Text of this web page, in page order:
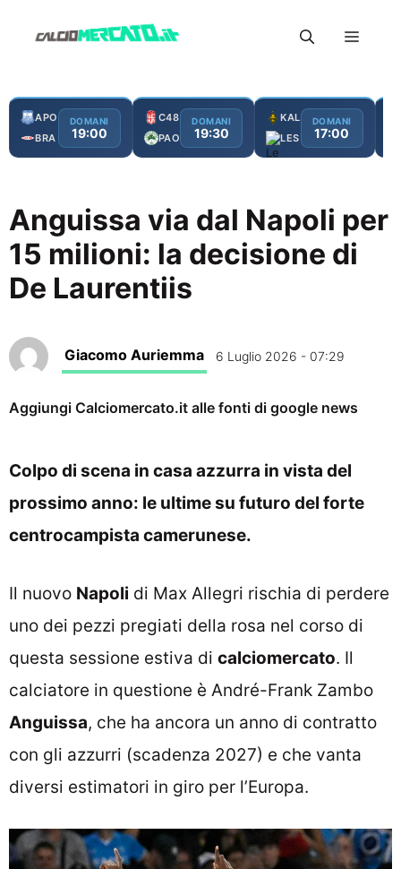
Menu
APO
BRA
DOMANI
19:00
C48
PAO
DOMANI
19:30
KAL
LES
DOMANI
17:00
Anguissa via dal Napoli per
15 milioni: la decisione di
De Laurentiis
Giacomo Auriemma 6 Luglio 2026 - 07:29
Aggiungi Calciomercato.it alle fonti di google news
Colpo di scena in casa azzurra in vista del
prossimo anno: le ultime su futuro del forte
centrocampista camerunese.
Il nuovo Napoli di Max Allegri rischia di perdere
uno dei pezzi pregiati della rosa nel corso di
questa sessione estiva di calciomercato. Il
calciatore in questione è André-Frank Zambo
Anguissa, che ha ancora un anno di contratto
con gli azzurri (scadenza 2027) e che vanta
diversi estimatori in giro per l’Europa.